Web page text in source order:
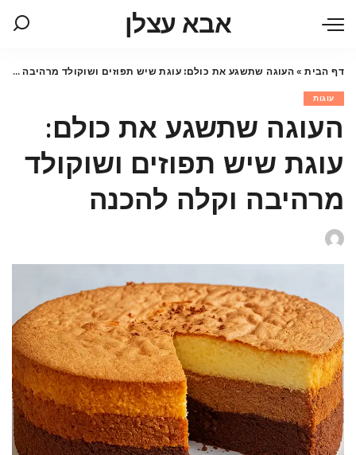
אבא עצלן
דף הבית» העוגה שתשגע את כולם: עוגת שיש תפוזים ושוקולד מרהיבה וקלה להכנה
עוגות
העוגה שתשגע את כולם:
עוגת שיש תפוזים ושוקולד
מרהיבה וקלה להכנה